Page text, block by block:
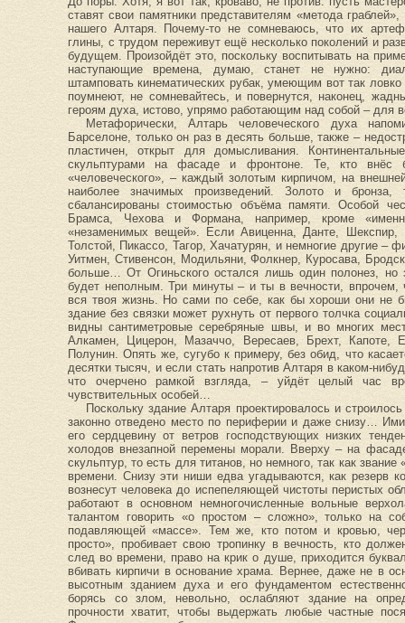
ставят свои памятники представителям «метода
нашего Алтаря. Почему-то не сомневаюсь, что их
глины, с трудом переживут ещё несколько поколений и
будущем. Произойдёт это, поскольку воспитывать на
наступающие времена, думаю, станет не нужно:
штамповать кинематических рубак, умеющим вот так
поумнеют, не сомневайтесь, и повернутся, наконец,
героям духа, истово, упрямо работающим над собой – для
Метафорически, Алтарь человеческого духа
Барселоне, только он раз в десять больше, также –
пластичен, открыт для домысливания.
скульптурами на фасаде и фронтоне. Те, кто внёс
«человеческого», – каждый золотым кирпичом, на
наиболее значимых произведений. Золото и
сбалансированы стоимостью объёма памяти. Особой
Брамса, Чехова и Формана, например, кроме
«незаменимых вещей». Если Авиценна, Данте, Шекспир,
Толстой, Пикассо, Тагор, Хачатурян, и немногие другие –
Уитмен, Стивенсон, Модильяни, Фолкнер, Куросава,
больше… От Огиньского остался лишь один полонез, но
будет неполным. Три минуты – и ты в вечности, впрочем,
вся твоя жизнь. Но сами по себе, как бы хороши они не
здание без связки может рухнуть от первого толчка
видны сантиметровые серебряные швы, и во многих
Алкамен, Цицерон, Мазаччо, Вересаев, Брехт, Капоте,
Полунин. Опять же, сугубо к примеру, без обид, что
десятки тысяч, и если стать напротив Алтаря в каком-
что очерчено рамкой взгляда, – уйдёт целый час
чувствительных особей…
Поскольку здание Алтаря проектировалось и
законно отведено место по периферии и даже снизу…
его сердцевину от ветров господствующих низких
холодов внезапной перемены морали. Вверху – на
скульптур, то есть для титанов, но немного, так как
времени. Снизу эти ниши едва угадываются, как резерв
вознесут человека до испепеляющей чистоты перистых
работают в основном немногочисленные вольные
талантом говорить «о простом – сложно», только на
подавляющей «массе». Тем же, кто потом и кровью,
просто», пробивает свою тропинку в вечность, кто
след во времени, право на крик о душе, приходится
вбивать кирпичи в основание храма. Вернее, даже не в
высотным зданием духа и его фундаментом
борясь со злом, невольно, ослабляют здание на
прочности хватит, чтобы выдержать любые частные